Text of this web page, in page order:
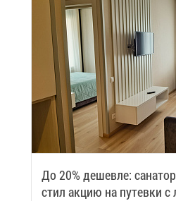
До 20% де­шев­ле:
стил ак­цию на пу­тев­ки с